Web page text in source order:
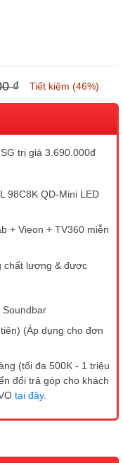
₫ Tiết kiệm (46%)
trị giá 3.690.000đ
98C8K QD-Mini LED
+ Vieon + TV360 miễn
chất lượng & được
Soundbar
(Áp dụng cho đơn
(tối đa 500K - 1 triệu
đổi trả góp cho khách
tại đây.